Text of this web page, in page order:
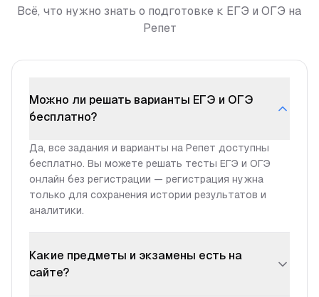
Всё, что нужно знать о подготовке к ЕГЭ и ОГЭ на
Репет
Можно ли решать варианты ЕГЭ и ОГЭ
бесплатно?
Да, все задания и варианты на Репет доступны
бесплатно. Вы можете решать тесты ЕГЭ и ОГЭ
онлайн без регистрации — регистрация нужна
только для сохранения истории результатов и
аналитики.
Какие предметы и экзамены есть на
сайте?